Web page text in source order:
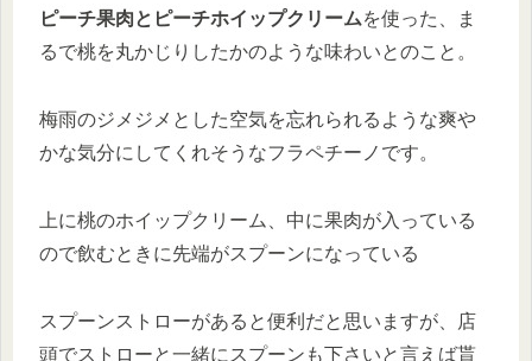
ピーチ果肉とピーチホイップクリームを使った、ま
るで桃を丸かじりしたかのような味わいとのこと。
梅雨のジメジメとした空気を忘れられるような爽や
かな気分にしてくれそうなフラペチーノです。
上に桃のホイップクリーム、中に果肉が入っている
ので飲むときに先端がスプーンになっている
スプーンストローがあると便利だと思いますが、店
頭でストローと一緒にスプーンも下さいと言えば貰